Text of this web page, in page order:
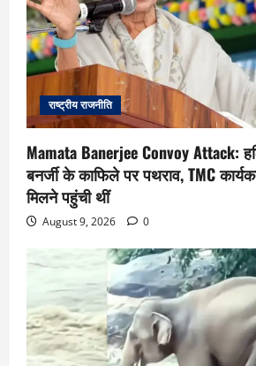
राष्ट्रीय राजनीति
Mamata Banerjee Convoy Attack:
बनर्जी के काफिले पर पथराव, TMC
मिलने पहुंची थीं
August 9, 2026 0